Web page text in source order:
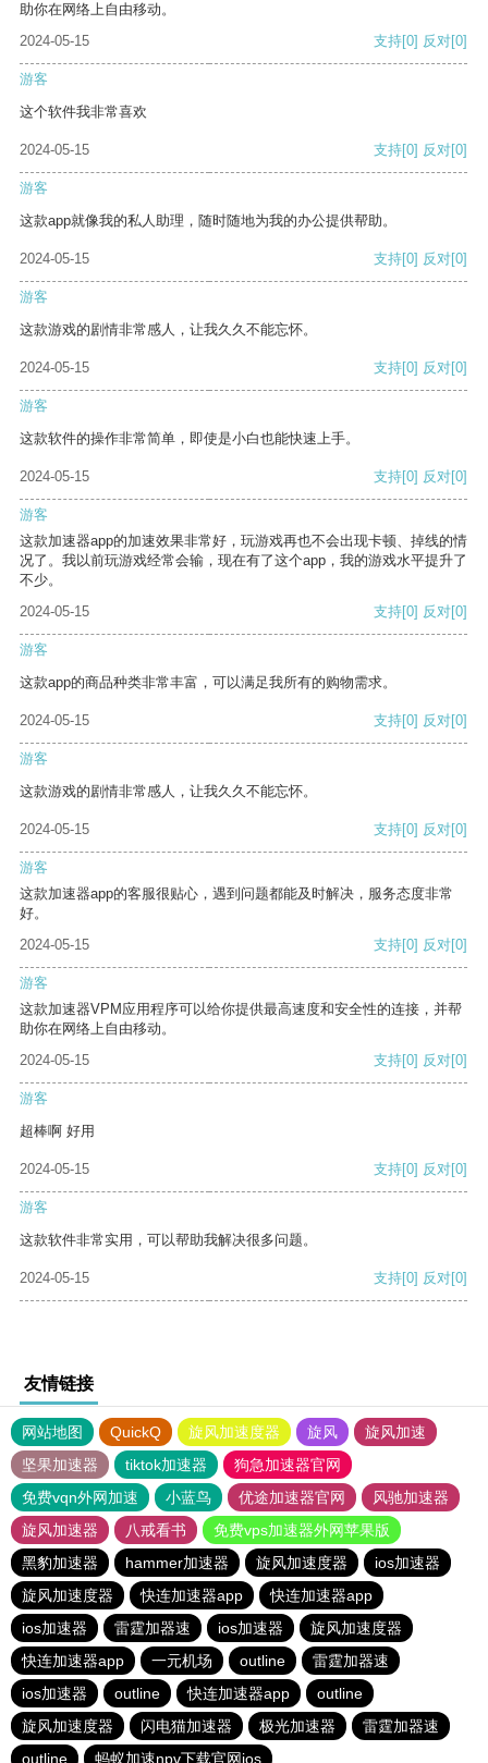
助你在网络上自由移动。
2024-05-15
支持[0] 反对[0]
游客
这个软件我非常喜欢
2024-05-15 支持[0] 反对[0]
游客
这款app就像我的私人助理，随时随地为我的办公提供帮助。
2024-05-15 支持[0] 反对[0]
游客
这款游戏的剧情非常感人，让我久久不能忘怀。
2024-05-15 支持[0] 反对[0]
游客
这款软件的操作非常简单，即使是小白也能快速上手。
2024-05-15 支持[0] 反对[0]
游客
这款加速器app的加速效果非常好，玩游戏再也不会出现卡顿、掉线的情
况了。我以前玩游戏经常会输，现在有了这个app，我的游戏水平提升了
不少。
2024-05-15
支持[0] 反对[0]
游客
这款app的商品种类非常丰富，可以满足我所有的购物需求。
2024-05-15 支持[0] 反对[0]
游客
这款游戏的剧情非常感人，让我久久不能忘怀。
2024-05-15 支持[0] 反对[0]
游客
这款加速器app的客服很贴心，遇到问题都能及时解决，服务态度非常
好。
2024-05-15
支持[0] 反对[0]
游客
这款加速器VPM应用程序可以给你提供最高速度和安全性的连接，并帮
助你在网络上自由移动。
2024-05-15
支持[0] 反对[0]
游客
超棒啊 好用
2024-05-15 支持[0] 反对[0]
游客
这款软件非常实用，可以帮助我解决很多问题。
2024-05-15 支持[0] 反对[0]
友情链接
网站地图 QuickQ 旋风加速度器 旋风
旋风加速
坚果加速器
tiktok加速器
狗急加速器官网
免费vqn外网加速
小蓝鸟 优途加速器官网
风驰加速器
旋风加速器
八戒看书
免费vps加速器外网苹果版
黑豹加速器
hammer加速器 旋风加速度器
ios加速器
旋风加速度器
快连加速器app
快连加速器app
ios加速器
雷霆加器速 ios加速器
旋风加速度器
快连加速器app
一元机场 outline
雷霆加器速
ios加速器
outline 快连加速器app
outline
旋风加速度器
闪电猫加速器 极光加速器
雷霆加器速
outline
蚂蚁加速npv下载官网ios